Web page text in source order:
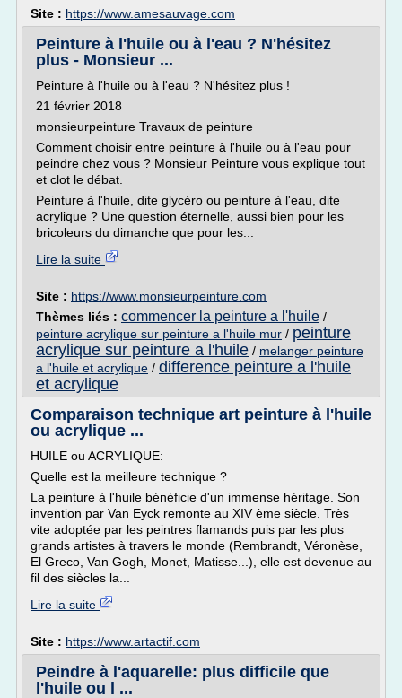
Site : https://www.amesauvage.com
Peinture à l'huile ou à l'eau ? N'hésitez
plus - Monsieur ...
Peinture à l'huile ou à l'eau ? N'hésitez plus !
21 février 2018
monsieurpeinture Travaux de peinture
Comment choisir entre peinture à l'huile ou à l'eau pour
peindre chez vous ? Monsieur Peinture vous explique tout
et clot le débat.
Peinture à l'huile, dite glycéro ou peinture à l'eau, dite
acrylique ? Une question éternelle, aussi bien pour les
bricoleurs du dimanche que pour les...
Lire la suite
Site : https://www.monsieurpeinture.com
Thèmes liés : commencer la peinture a l'huile /
peinture acrylique sur peinture a l'huile mur / peinture
acrylique sur peinture a l'huile / melanger peinture
a l'huile et acrylique / difference peinture a l'huile
et acrylique
Comparaison technique art peinture à l'huile
ou acrylique ...
HUILE ou ACRYLIQUE:
Quelle est la meilleure technique ?
La peinture à l'huile bénéficie d'un immense héritage. Son
invention par Van Eyck remonte au XIV ème siècle. Très
vite adoptée par les peintres flamands puis par les plus
grands artistes à travers le monde (Rembrandt, Véronèse,
El Greco, Van Gogh, Monet, Matisse...), elle est devenue au
fil des siècles la...
Lire la suite
Site : https://www.artactif.com
Peindre à l'aquarelle: plus difficile que
l'huile ou l ...